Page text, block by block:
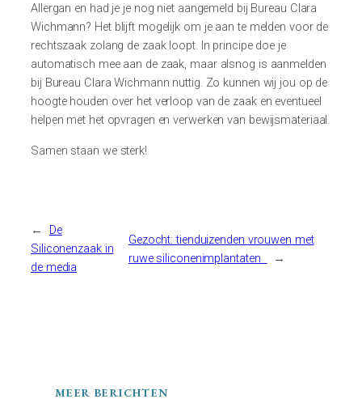
Allergan en had je je nog niet aangemeld bij Bureau Clara
Wichmann? Het blijft mogelijk om je aan te melden voor de
rechtszaak zolang de zaak loopt. In principe doe je
automatisch mee aan de zaak, maar alsnog is aanmelden
bij Bureau Clara Wichmann nuttig. Zo kunnen wij jou op de
hoogte houden over het verloop van de zaak en eventueel
helpen met het opvragen en verwerken van bewijsmateriaal.
Samen staan we sterk!
←
De
Siliconenzaak in
de media
Gezocht: tienduizenden vrouwen met
ruwe siliconenimplantaten
→
MEER BERICHTEN